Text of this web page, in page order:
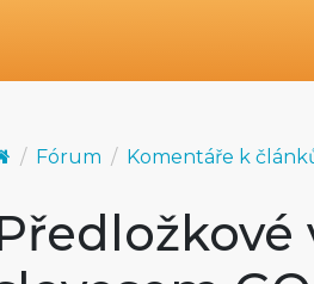
Fórum Komentáře k